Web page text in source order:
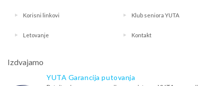
Korisni linkovi Klub seniora YUTA
Letovanje Kontakt
Izdvajamo
YUTA Garancija putovanja